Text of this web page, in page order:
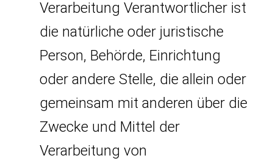
Verarbeitung Verantwortlicher ist
die natürliche oder juristische
Person, Behörde, Einrichtung
oder andere Stelle, die allein oder
gemeinsam mit anderen über die
Zwecke und Mittel der
Verarbeitung von